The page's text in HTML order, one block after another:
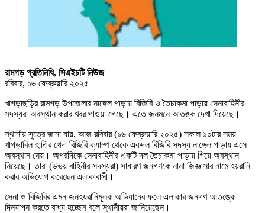
রামগড় প্রতিনিধি, সিএইচটি নিউজ
রবিবার, ১৬ ফেব্রুয়ারি ২০২৫
খাগড়াছড়ির রামগড় উপজেলার নাঙ্গেল পাড়ায় বিজিবি ও তৈচাকমা পাড়ায় সেনাবাহিনীর
সদস্যরা অবস্থান করার খবর পাওয়া গেছে। এতে জনমনে আতঙ্ক দেখা দিয়েছে।
স্থানীয় সুত্রে জানা যায়, আজ রবিবার (১৬ ফেব্রুয়ারি ২০২৫) সকাল ১০টার সময়
খাগড়াবিল হাতির খেদা বিজিবি ক্যাম্প থেকে একদল বিজিবি সদস্য নাঙ্গেল পাড়ায় এসে
অবস্থান নেয়। অপরদিকে সেনাবাহিনীর একটি দল তৈচাকমা পাড়ায় গিয়ে অবস্থান
নিয়েছে। তারা (উভয় বাহিনীর সদস্যরা) সাধারণ জনগণকে নানা জিজ্ঞাসার নামে হয়রানি
করার অভিযোগ করেছেন এলাকাবাসী।
সেনা ও বিজিবির এমন জনহয়রানিমূলক অভিযানের ফলে এলাকার জনগণ আতঙ্কে
দিনযাপন করতে বাধ্য হচ্ছেন বলে স্থানীয়রা জানিয়েছেন।